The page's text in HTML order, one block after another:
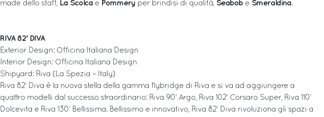
made dello staff,
La Scolca e Pommery per brindisi di qualità, Seabob e Smeraldina.
RIVA 82’ DIVA
Exterior Design: Officina Italiana Design
Interior Design: Officina Italiana Design
Shipyard: Riva (La Spezia – Italy)
Riva 82’ Diva è la nuova stella della gamma flybridge di Riva e si va ad aggiungere a
quattro modelli dal successo straordinario: Riva 90’ Argo, Riva 102’ Corsaro Super, Riva 110’
Dolcevita e Riva 130’ Bellissima. Bellissimo e innovativo, Riva 82’ Diva rivoluziona gli spazi a